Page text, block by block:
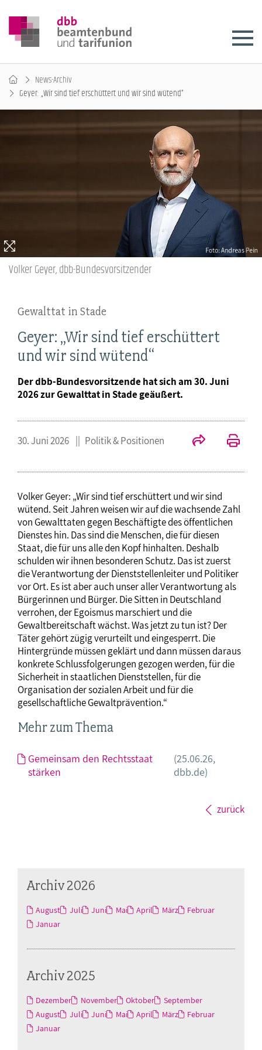
News-Archiv
Geyer: „Wir sind tief erschüttert und wir sind wütend“
Volker Geyer, dbb-Bundesvorsitzender
Gewalttat in Stade
Geyer: „Wir sind tief erschüttert
und wir sind wütend“
Der dbb-Bundesvorsitzende hat sich am 30. Juni
2026 zur Gewalttat in Stade geäußert.
30. Juni 2026 Politik & Positionen
Volker Geyer: „Wir sind tief erschüttert und wir sind
wütend. Seit Jahren weisen wir auf die wachsende Zahl
von Gewalttaten gegen Beschäftigte des öffentlichen
Dienstes hin. Das sind die Menschen, die für diesen
Staat, die für uns alle den Kopf hinhalten. Deshalb
schulden wir ihnen besonderen Schutz. Das ist zuerst
die Verantwortung der Dienststellenleiter und Politiker
vor Ort. Es ist aber auch unser aller Verantwortung als
Bürgerinnen und Bürger. Die Sitten in Deutschland
verrohen, der Egoismus marschiert und die
Gewaltbereitschaft wächst. Was jetzt zu tun ist? Der
Täter gehört zügig verurteilt und eingesperrt. Die
Hintergründe müssen geklärt und dann müssen daraus
konkrete Schlussfolgerungen gezogen werden, für die
Sicherheit in staatlichen Dienststellen, für die
Organisation der sozialen Arbeit und für die
gesellschaftliche Gewaltprävention.“
Mehr zum Thema
Gemeinsam den Rechtsstaat
stärken
(25.06.26,
dbb.de)
zurück
Archiv 2026
August Juli Juni Mai April März
Februar
Januar
Archiv 2025
Dezember November Oktober
September
August
Juli Juni Mai April März
Februar
Januar